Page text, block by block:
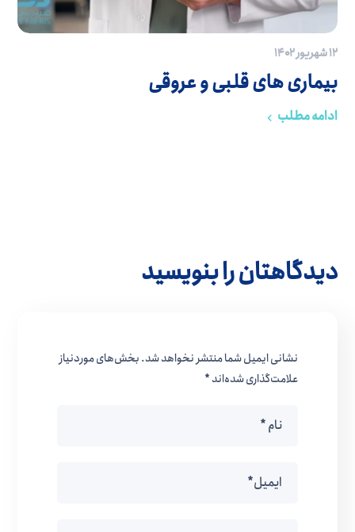
۱۲ شهریور ۱۴۰۲
بیماری های قلبی و عروقی
ادامه مطلب
دیدگاهتان را بنویسید
نشانی ایمیل شما منتشر نخواهد شد.بخش‌های موردنیاز
علامت‌گذاری شده‌اند*